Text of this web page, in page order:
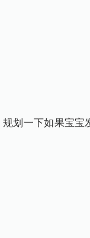
划一下如果宝